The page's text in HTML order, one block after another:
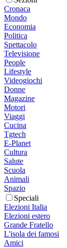
Cronaca
Mondo
Economia
Politica
Spettacolo
Televisione
People
Lifestyle
Videogiochi
Donne
Magazine
Motori
Viaggi
Cucina
Tgtech
E-Planet
Cultura
Salute
Scuola
Animali
Spazio
Speciali
Elezioni Italia
Elezioni estero
Grande Fratello
L'isola dei famosi
Amici